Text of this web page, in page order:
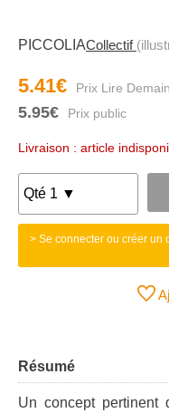
PICCOLIACollectif
5.41€
5.95€
Livraison : article
> Se connecter ou créer un
Résumé
Un concept pertinent